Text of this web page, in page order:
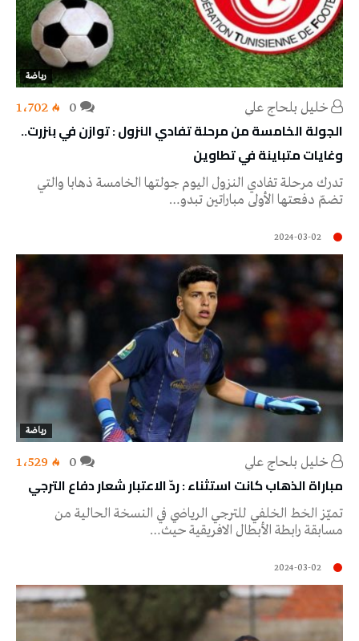
رياضة
خليل‭ ‬بلحاج‭ ‬علي 1٬702
الجولة الخامسة من مرحلة تفادي النزول : توازن في بنزرت..
وغايات متباينة في تطاوين
تدرك مرحلة تفادي النزول اليوم جولتها الخامسة ذهابا والتي
تضمّ دفعتها الأولى مباراتين تبدو…
2024-03-02
رياضة
خليل‭ ‬بلحاج‭ ‬علي 1٬529
مباراة الذهاب كانت استثناء : ردّ الاعتبار شعار دفاع الترجي
تميّز الخط الخلفي للترجي الرياضي في النسخة الحالية من
مسابقة رابطة الأبطال الافريقية حيث…
2024-03-02